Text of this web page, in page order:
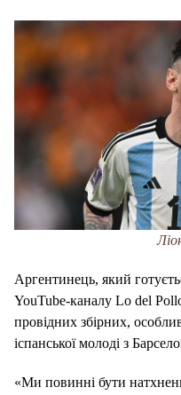
Аргентинець, який
YouTube-каналу Lo del
провідних збірних,
іспанської молоді з
«Ми повинні бути